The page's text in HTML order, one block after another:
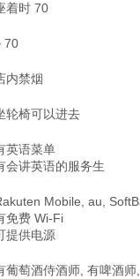
着时 70
70
内禁烟
轮椅可以进去
英语菜单
会讲英语的服务生
Mobile, au,
免费 Wi-Fi
提供电源
葡萄酒侍酒师, 有啤酒